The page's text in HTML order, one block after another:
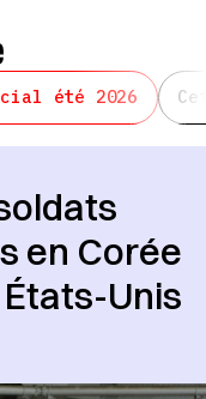
été 2026
en Corée
Unis